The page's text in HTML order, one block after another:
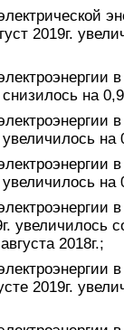
2019г.
снизилось на
увеличилось
увеличилось на
увеличилось
2018г.;
2019г.